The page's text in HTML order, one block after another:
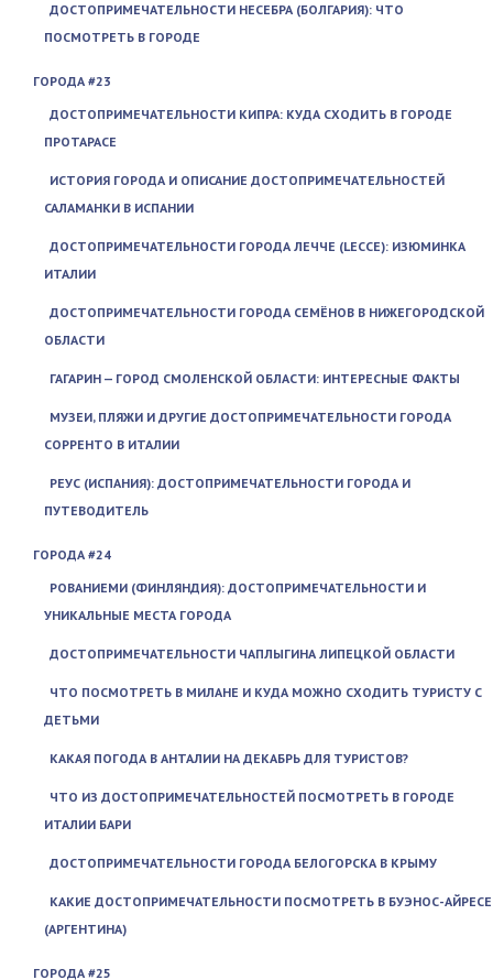
ДОСТОПРИМЕЧАТЕЛЬНОСТИ НЕСЕБРА (БОЛГАРИЯ): ЧТО
ПОСМОТРЕТЬ В ГОРОДЕ
ГОРОДА #23
ДОСТОПРИМЕЧАТЕЛЬНОСТИ КИПРА: КУДА СХОДИТЬ В ГОРОДЕ
ПРОТАРАСЕ
ИСТОРИЯ ГОРОДА И ОПИСАНИЕ ДОСТОПРИМЕЧАТЕЛЬНОСТЕЙ
САЛАМАНКИ В ИСПАНИИ
ДОСТОПРИМЕЧАТЕЛЬНОСТИ ГОРОДА ЛЕЧЧЕ (LECCE): ИЗЮМИНКА
ИТАЛИИ
ДОСТОПРИМЕЧАТЕЛЬНОСТИ ГОРОДА СЕМЁНОВ В НИЖЕГОРОДСКОЙ
ОБЛАСТИ
ГАГАРИН — ГОРОД СМОЛЕНСКОЙ ОБЛАСТИ: ИНТЕРЕСНЫЕ ФАКТЫ
МУЗЕИ, ПЛЯЖИ И ДРУГИЕ ДОСТОПРИМЕЧАТЕЛЬНОСТИ ГОРОДА
СОРРЕНТО В ИТАЛИИ
РЕУС (ИСПАНИЯ): ДОСТОПРИМЕЧАТЕЛЬНОСТИ ГОРОДА И
ПУТЕВОДИТЕЛЬ
ГОРОДА #24
РОВАНИЕМИ (ФИНЛЯНДИЯ): ДОСТОПРИМЕЧАТЕЛЬНОСТИ И
УНИКАЛЬНЫЕ МЕСТА ГОРОДА
ДОСТОПРИМЕЧАТЕЛЬНОСТИ ЧАПЛЫГИНА ЛИПЕЦКОЙ ОБЛАСТИ
ЧТО ПОСМОТРЕТЬ В МИЛАНЕ И КУДА МОЖНО СХОДИТЬ ТУРИСТУ С
ДЕТЬМИ
КАКАЯ ПОГОДА В АНТАЛИИ НА ДЕКАБРЬ ДЛЯ ТУРИСТОВ?
ЧТО ИЗ ДОСТОПРИМЕЧАТЕЛЬНОСТЕЙ ПОСМОТРЕТЬ В ГОРОДЕ
ИТАЛИИ БАРИ
ДОСТОПРИМЕЧАТЕЛЬНОСТИ ГОРОДА БЕЛОГОРСКА В КРЫМУ
КАКИЕ ДОСТОПРИМЕЧАТЕЛЬНОСТИ ПОСМОТРЕТЬ В БУЭНОС-АЙРЕСЕ
(АРГЕНТИНА)
ГОРОДА #25